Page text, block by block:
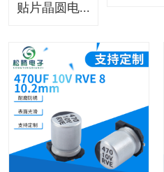
贴片晶圆电...